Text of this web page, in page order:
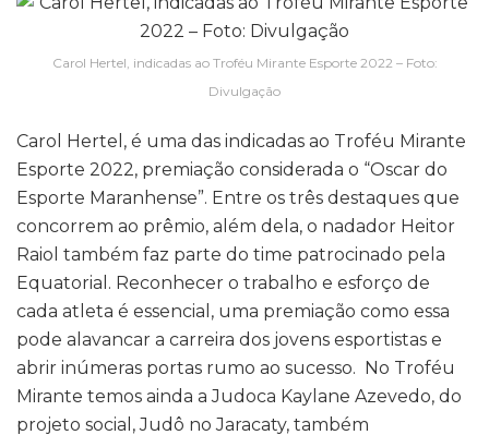
Carol Hertel, indicadas ao Troféu Mirante Esporte 2022 – Foto:
Divulgação
Carol Hertel, é uma das indicadas ao Troféu Mirante
Esporte 2022, premiação considerada o “Oscar do
Esporte Maranhense”. Entre os três destaques que
concorrem ao prêmio, além dela, o nadador Heitor
Raiol também faz parte do time patrocinado pela
Equatorial. Reconhecer o trabalho e esforço de
cada atleta é essencial, uma premiação como essa
pode alavancar a carreira dos jovens esportistas e
abrir inúmeras portas rumo ao sucesso. No Troféu
Mirante temos ainda a Judoca Kaylane Azevedo, do
projeto social, Judô no Jaracaty, também